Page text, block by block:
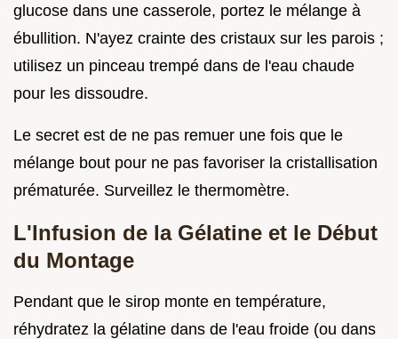
glucose dans une casserole, portez le mélange à
ébullition. N'ayez crainte des cristaux sur les parois ;
utilisez un pinceau trempé dans de l'eau chaude
pour les dissoudre.
Le secret est de ne pas remuer une fois que le
mélange bout pour ne pas favoriser la cristallisation
prématurée. Surveillez le thermomètre.
L'Infusion de la Gélatine et le Début
du Montage
Pendant que le sirop monte en température,
réhydratez la gélatine dans de l'eau froide (ou dans